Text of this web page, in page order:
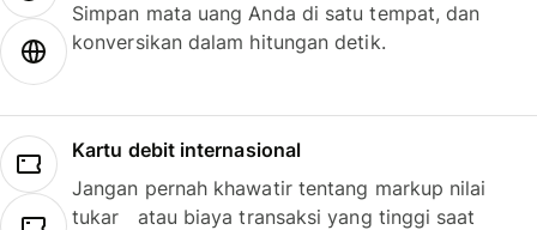
Simpan mata uang Anda di satu tempat, dan
konversikan dalam hitungan detik.
Kartu debit internasional
Jangan pernah khawatir tentang markup nilai
tukar atau biaya transaksi yang tinggi saat